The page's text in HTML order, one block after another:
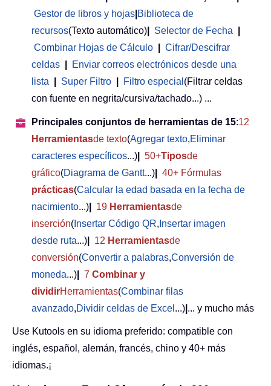
Gestor de libros y hojas Biblioteca de
recursos(Texto automático) Selector de Fecha
Combinar Hojas de Cálculo
Cifrar/Descifrar
celdas
Enviar correos electrónicos desde una
lista
Super Filtro Filtro especial (Filtrar celdas
con fuente en negrita/cursiva/tachado...) ...
Principales conjuntos de herramientas de 15:12
Herramientasde texto(Agregar texto,Eliminar
caracteres específicos...) 50+Tiposde
gráfico(Diagrama de Gantt...)
40+ Fórmulas
prácticas(Calcular la edad basada en la fecha de
nacimiento...) 19 Herramientasde
inserción( Insertar Código QR, Insertar imagen
desde ruta...) 12 Herramientasde
conversión(Convertir a palabras,Conversión de
moneda...) 7 Combinar y
dividirHerramientas(Combinar filas
avanzado,Dividir celdas de Excel ...) ... y mucho más
Use Kutools en su idioma preferido: compatible con
inglés, español, alemán, francés, chino y 40+ más
idiomas.¡